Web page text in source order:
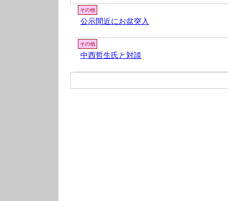
その他
公示間近にお盆突入
その他
中西哲生氏と対談